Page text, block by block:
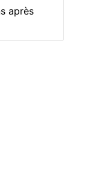
après